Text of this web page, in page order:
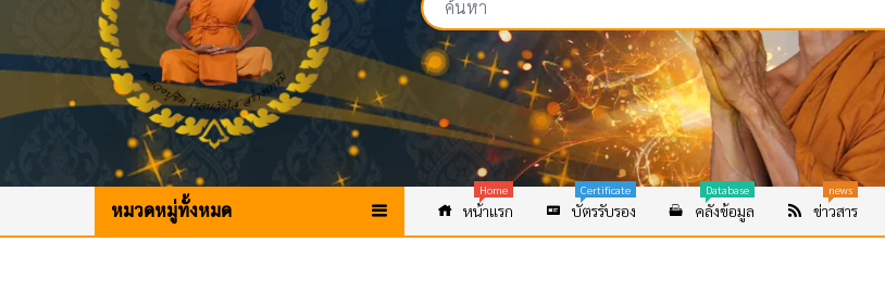
หมวดหมู่ทั้งหมด หน้าแรก
Home
บัตรรับรอง
Certificate
คลังข้อมูล
Database
ข่าวสาร
news